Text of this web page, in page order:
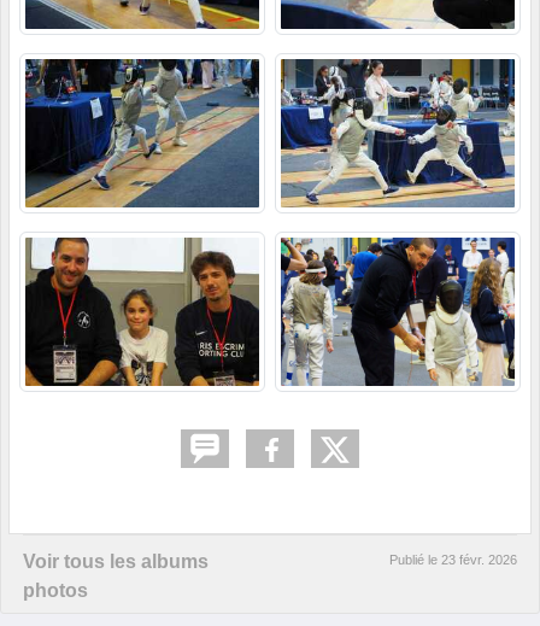
Voir tous les albums
photos
Publié le 23 févr. 2026